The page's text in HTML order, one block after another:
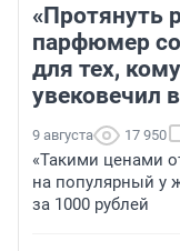
«Протянуть
парфюмер
для тех,
увековечил
9 августа 17 950
«Такими ценами
на популярный у
за 1000 рублей